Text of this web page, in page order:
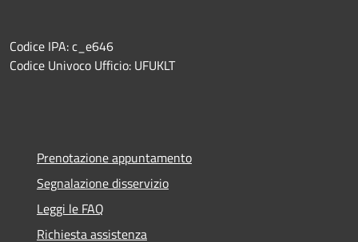
Codice IPA: c_e646
Codice Univoco Ufficio: UFUKLT
Prenotazione appuntamento
Segnalazione disservizio
Leggi le FAQ
Richiesta assistenza